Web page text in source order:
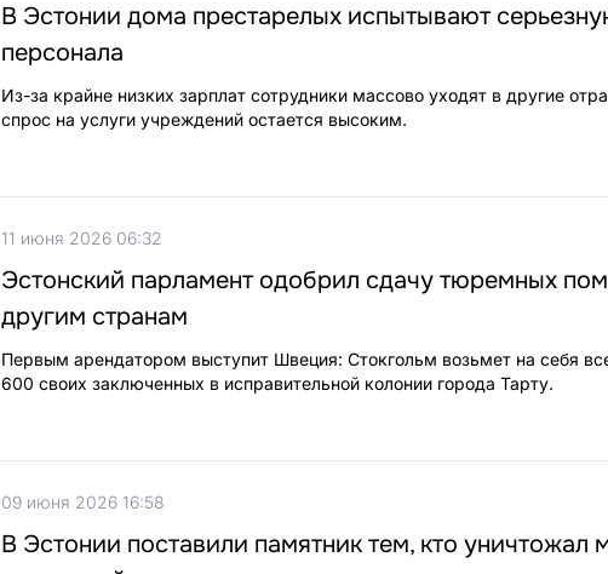
В Эстонии дома престарелых испытывают
персонала
Из-за крайне низких зарплат сотрудники массово уходят в другие
спрос на услуги учреждений остается высоким.
11 июня 2026 06:32
Эстонский парламент одобрил сдачу тюремных
другим странам
Первым арендатором выступит Швеция: Стокгольм возьмет на себя
600 своих заключенных в исправительной колонии города Тарту.
09 июня 2026 16:58
В Эстонии поставили памятник тем, кто уничтожал